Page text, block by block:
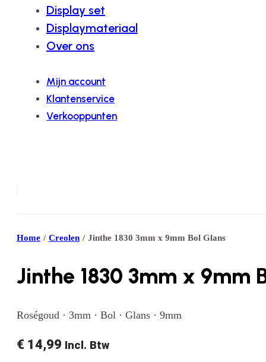
Display set
Displaymateriaal
Over ons
Mijn account
Klantenservice
Verkooppunten
Home / Creolen / Jinthe 1830 3mm x 9mm Bol Glans
Jinthe 1830 3mm x 9mm
Roségoud · 3mm · Bol · Glans · 9mm
€ 14,99 Incl. Btw